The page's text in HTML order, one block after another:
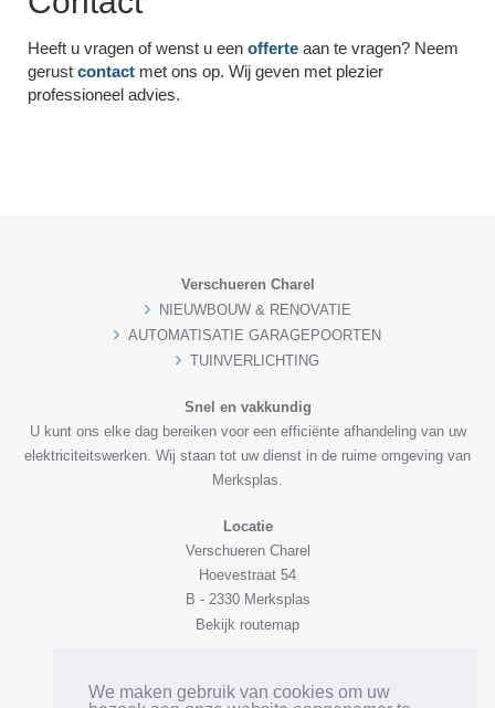
We maken gebruik van cookies om uw
Heeft u vragen of wenst u een offerte aan te vragen? Neem
gerust contact met ons op. Wij geven met plezier
professioneel advies.
Verschueren Charel
NIEUWBOUW & RENOVATIE
AUTOMATISATIE GARAGEPOORTEN
TUINVERLICHTING
Snel en vakkundig
U kunt ons elke dag bereiken voor een efficiënte afhandeling van uw
elektriciteitswerken. Wij staan tot uw dienst in de ruime omgeving van
Merksplas.
Locatie
Verschueren Charel
Hoevestraat 54
B - 2330 Merksplas
Bekijk routemap
0494 24 69 25